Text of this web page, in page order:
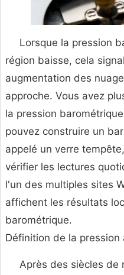
Lorsque la pression
région baisse, cela
augmentation des
approche. Vous avez
la pression
pouvez construire un
appelé un verre
vérifier les lectures
l'un des multiples sites
affichent les résultats
barométrique.
Définition de la pression
Après des siècles de